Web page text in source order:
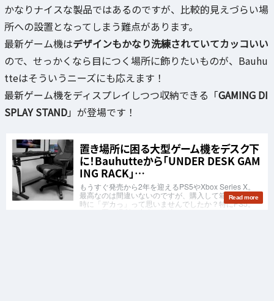
かなりナイスな製品ではあるのですが、比較的見えづらい場
所への設置となってしまう難点があります。
最新ゲーム機はデザインもかなり洗練されていてカッコいい
ので、せっかくなら目につく場所に飾りたいものが、Bauhu
tteはそういうニーズにも応えます！
最新ゲーム機をディスプレイしつつ収納できる「GAMING DI
SPLAY STAND」が登場です！